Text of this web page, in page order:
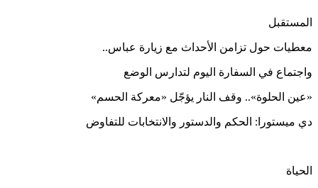
المستقبل
معطيات حول تزامن الأحداث مع زيارة عباس..
واجتماع في السفارة اليوم لتدارس الوضع
«عين الحلوة».. وقف النار يؤجّل «معركة الحسم»
دي ميستورا: الحكم والدستور والانتخابات للتفاوض
الحياة